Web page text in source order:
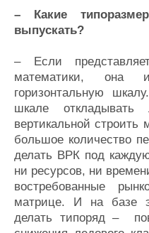
– Какие
выпускать?
– Если
математики, она
горизонтальную
шкале
вертикальной строить
большое количество
делать ВРК под
ни ресурсов, ни
востребованные
матрице. И на базе
делать типоряд –